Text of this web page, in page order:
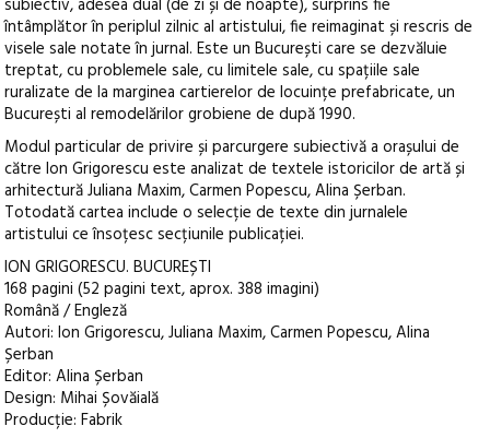
întâmplător în periplul zilnic al artistului, fie reimaginat și rescris de
visele sale notate în jurnal. Este un București care se dezvăluie
treptat, cu problemele sale, cu limitele sale, cu spațiile sale
ruralizate de la marginea cartierelor de locuințe prefabricate, un
București al remodelărilor grobiene de după 1990.
Modul particular de privire și parcurgere subiectivă a orașului de
către Ion Grigorescu este analizat de textele istoricilor de artă și
arhitectură Juliana Maxim, Carmen Popescu, Alina Șerban.
Totodată cartea include o selecție de texte din jurnalele
artistului ce însoțesc secțiunile publicației.
ION GRIGORESCU. BUCUREȘTI
168 pagini (52 pagini text, aprox. 388 imagini)
Română / Engleză
Autori: Ion Grigorescu, Juliana Maxim, Carmen Popescu, Alina
Șerban
Editor: Alina Șerban
Design: Mihai Șovăială
Producție: Fabrik